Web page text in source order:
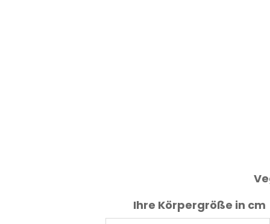
Ihre Körpergröße in cm